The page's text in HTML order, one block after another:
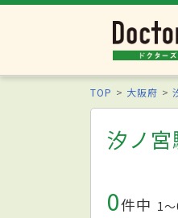
TOP 大阪府
汐ノ
0件中 1